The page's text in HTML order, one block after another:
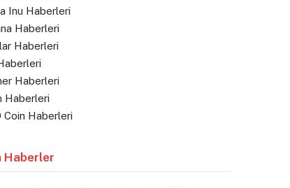
Inu Haberleri
Haberleri
Haberleri
Haberleri
Haberleri
Coin Haberleri
Haberler